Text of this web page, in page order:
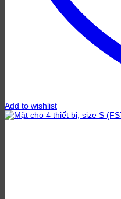
Add to wishlist